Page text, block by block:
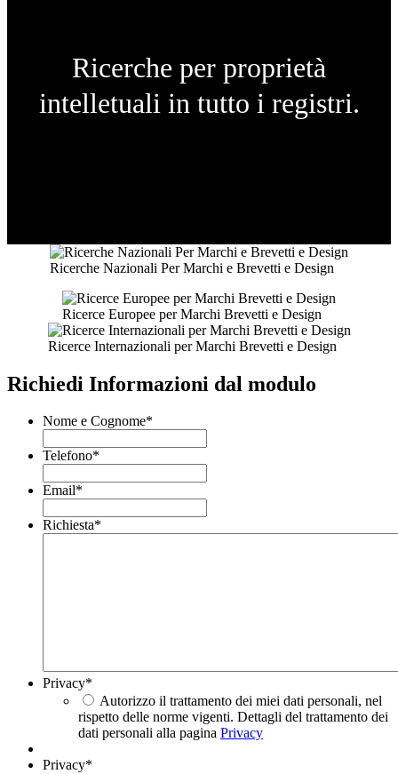
Ricerche per proprietà
intelletuali in tutto i registri.
Ricerche Nazionali Per Marchi e Brevetti e Design
Ricerce Europee per Marchi Brevetti e Design
Ricerce Internazionali per Marchi Brevetti e Design
Richiedi Informazioni dal modulo
Nome e Cognome*
Telefono*
Email*
Richiesta*
Privacy*
Autorizzo il trattamento dei miei dati personali, nel
rispetto delle norme vigenti. Dettagli del trattamento dei
dati personali alla pagina Privacy
Privacy*